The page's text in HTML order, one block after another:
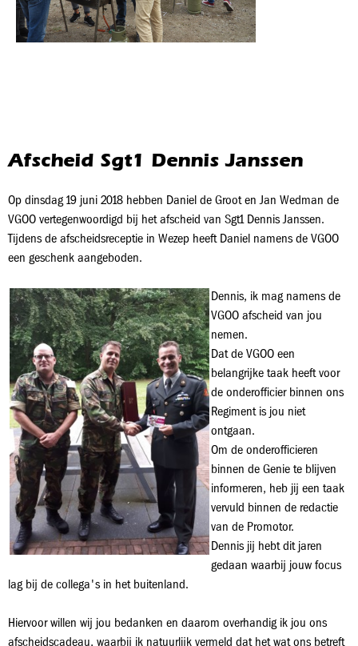
Afscheid Sgt1 Dennis Janssen
Op dinsdag 19 juni 2018 hebben Daniel de Groot en Jan Wedman de
VGOO vertegenwoordigd bij het afscheid van Sgt1 Dennis Janssen.
Tijdens de afscheidsreceptie in Wezep heeft Daniel namens de VGOO
een geschenk aangeboden.
Dennis, ik mag namens de
VGOO afscheid van jou
nemen.
Dat de VGOO een
belangrijke taak heeft voor
de onderofficier binnen ons
Regiment is jou niet
ontgaan.
Om de onderofficieren
binnen de Genie te blijven
informeren, heb jij een taak
vervuld binnen de redactie
van de Promotor.
Dennis jij hebt dit jaren
gedaan waarbij jouw focus
lag bij de collega's in het buitenland.
Hiervoor willen wij jou bedanken en daarom overhandig ik jou ons
afscheidscadeau, waarbij ik natuurlijk vermeld dat het wat ons betreft